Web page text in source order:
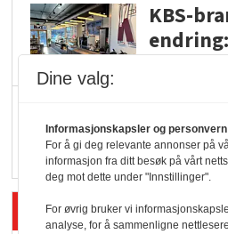
KBS-
i
Siste artikler - Butikk i
Dine valg:
Informasjonskapsler og personvern
For å gi deg relevante annonser på
informasjon fra ditt besøk på vårt
deg mot dette under "Innstillinger".
For øvrig bruker vi
analyse, for å sammenligne